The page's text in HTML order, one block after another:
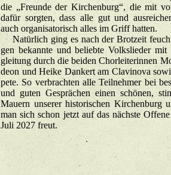
die „Freun­de der Kir­chen­burg“, die mit
dafür sorg­ten, dass alle gut und
auch or­ga­ni­sa­to­risch alles im Griff hat­ten.
Na­tür­lich ging es nach der Brot­zeit
gen be­kann­te und be­lieb­te Volks­lie­der
glei­tung durch die bei­den Chor­lei­te­rin­nen
de­on und Heike Dan­kert am Cla­vi­no­va
pe­te. So ver­brach­ten alle Teil­neh­mer bei
und guten Ge­sprä­chen einen schö­nen,
Mau­ern un­se­rer his­to­ri­schen Kir­chen­burg
man sich schon jetzt auf das nächs­te
Juli 2027 freut.